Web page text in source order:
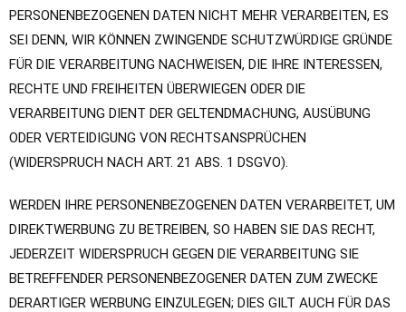
PERSONENBEZOGENEN DATEN NICHT MEHR VERARBEITEN, ES
SEI DENN, WIR KÖNNEN ZWINGENDE SCHUTZWÜRDIGE GRÜNDE
FÜR DIE VERARBEITUNG NACHWEISEN, DIE IHRE INTERESSEN,
RECHTE UND FREIHEITEN ÜBERWIEGEN ODER DIE
VERARBEITUNG DIENT DER GELTENDMACHUNG, AUSÜBUNG
ODER VERTEIDIGUNG VON RECHTSANSPRÜCHEN
(WIDERSPRUCH NACH ART. 21 ABS. 1 DSGVO).
WERDEN IHRE PERSONENBEZOGENEN DATEN VERARBEITET, UM
DIREKTWERBUNG ZU BETREIBEN, SO HABEN SIE DAS RECHT,
JEDERZEIT WIDERSPRUCH GEGEN DIE VERARBEITUNG SIE
BETREFFENDER PERSONENBEZOGENER DATEN ZUM ZWECKE
DERARTIGER WERBUNG EINZULEGEN; DIES GILT AUCH FÜR DAS